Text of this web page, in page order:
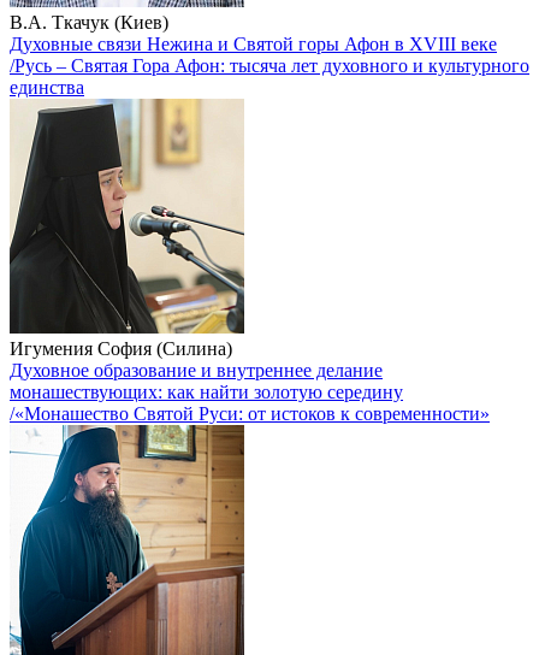
В.А. Ткачук (Киев)
Духовные связи Нежина и Святой горы Афон в XVIII веке
/Русь – Святая Гора Афон: тысяча лет духовного и культурного
единства
Игумения София (Силина)
Духовное образование и внутреннее делание
монашествующих: как найти золотую середину
/«Монашество Святой Руси: от истоков к современности»